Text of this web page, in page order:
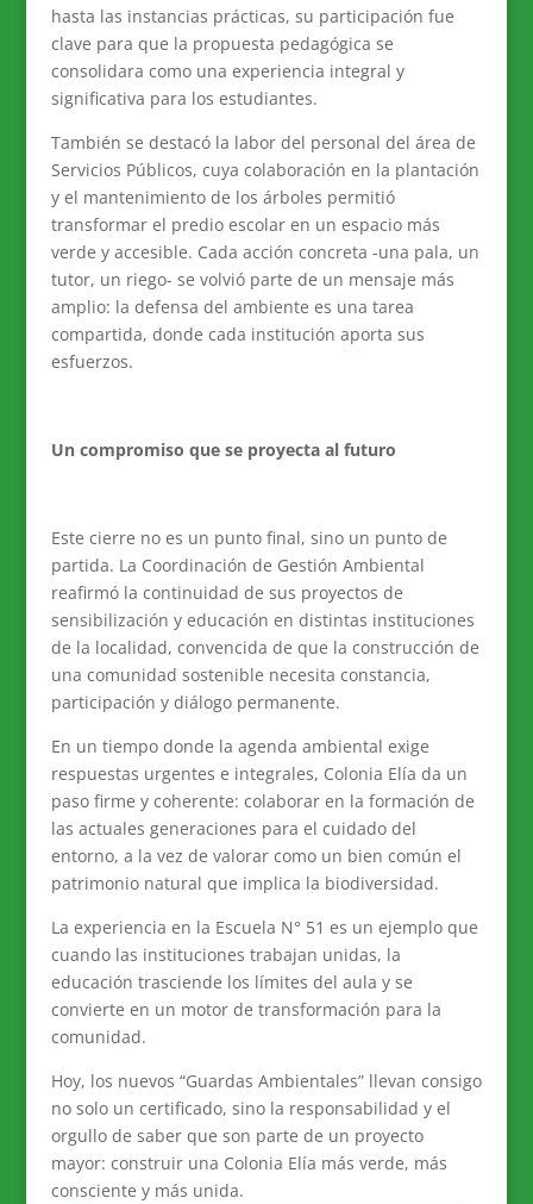
hasta las instancias prácticas, su participación fue
clave para que la propuesta pedagógica se
consolidara como una experiencia integral y
significativa para los estudiantes.
También se destacó la labor del personal del área de
Servicios Públicos, cuya colaboración en la plantación
y el mantenimiento de los árboles permitió
transformar el predio escolar en un espacio más
verde y accesible. Cada acción concreta -una pala, un
tutor, un riego- se volvió parte de un mensaje más
amplio: la defensa del ambiente es una tarea
compartida, donde cada institución aporta sus
esfuerzos.
Un compromiso que se proyecta al futuro
Este cierre no es un punto final, sino un punto de
partida. La Coordinación de Gestión Ambiental
reafirmó la continuidad de sus proyectos de
sensibilización y educación en distintas instituciones
de la localidad, convencida de que la construcción de
una comunidad sostenible necesita constancia,
participación y diálogo permanente.
En un tiempo donde la agenda ambiental exige
respuestas urgentes e integrales, Colonia Elía da un
paso firme y coherente: colaborar en la formación de
las actuales generaciones para el cuidado del
entorno, a la vez de valorar como un bien común el
patrimonio natural que implica la biodiversidad.
La experiencia en la Escuela N° 51 es un ejemplo que
cuando las instituciones trabajan unidas, la
educación trasciende los límites del aula y se
convierte en un motor de transformación para la
comunidad.
Hoy, los nuevos “Guardas Ambientales” llevan consigo
no solo un certificado, sino la responsabilidad y el
orgullo de saber que son parte de un proyecto
mayor: construir una Colonia Elía más verde, más
consciente y más unida.